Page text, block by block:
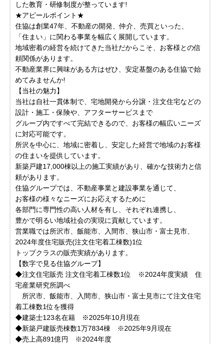
した教育・研修制度が整っています!
★アピールポイント★
住協は創業47年、不動産の開発、仲介、売買といった、
「住まい」に関わる事業を幅広く展開しています。
地域密着の経営を続けてきた当社だからこそ、お客様との信
頼関係があります。
不動産業界に興味がある方はぜひ、安定基盤のある住協で始
めてみませんか!
【当社の魅力】
当社は自社一貫体制で、宅地開発から分譲・注文住宅などの
設計・施工・保険や、アフターサービスまで
グループ内ですべて完結できるので、お客様の幅広いニーズ
に対応可能です。
所沢を中心に、地域に密着し、安定した経営で地域のお客様
の住まいを提供しています。
新築戸建17,000棟以上の施工実績があり、確かな技術力と信
頼があります。
住協グループでは、不動産事業と建設事業を通じて、
お客様の様々なニーズにお応えするために
各部門に専門性の高い人材を有し、それぞれ連携し、
豊かで明るい地域社会の実現に貢献しています。
営業職では所沢市、飯能市、入間市、狭山市・富士見市、
2024年度住宅販売(注文住宅着工棟数)1位
トップクラスの販売実績があります。
【数字で見る住協グループ】
◆注文住宅販売 注文住宅着工棟数1位 ※2024年度実績 住
宅産業研究所調べ
所沢市、飯能市、入間市、狭山市・富士見市にて注文住宅
着工棟数1位を獲得
◆建築士123名在籍 ※2025年10月現在
◆新築戸建販売棟数1万7834棟 ※2025年9月現在
◆売上高891億円 ※2024年度